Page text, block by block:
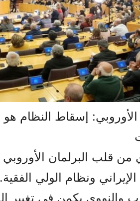
إسقاط النظام هو
قلب البرلمان
ونظام الولي
والنووي يكمن في تغيير